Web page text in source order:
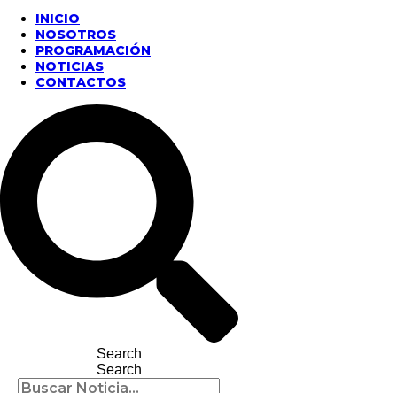
INICIO
NOSOTROS
PROGRAMACIÓN
NOTICIAS
CONTACTOS
Search
Search